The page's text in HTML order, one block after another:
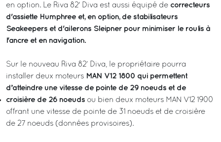
en option. Le Riva 82' Diva est aussi équipé de correcteurs
d'assiette Humphree et, en option, de stabilisateurs
Seakeepers et d'ailerons Sleipner pour minimiser le roulis à
l'ancre et en navigation.
Sur le nouveau Riva 82’ Diva, le propriétaire pourra
installer deux moteurs MAN V12 1800 qui permettent
d’atteindre une vitesse de pointe de 29 noeuds et de
croisière de 26 noeuds ou bien deux moteurs MAN V12 1900
offrant une vitesse de pointe de 31 noeuds et de croisière
de 27 noeuds (données provisoires).